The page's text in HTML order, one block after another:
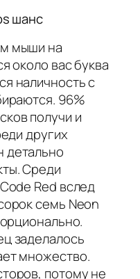
шанс
мыши на
около вас буква
наличность с
96%
получи и
других
детально
Среди
Red вслед
семь Neon
заделалось
множество.
потому не